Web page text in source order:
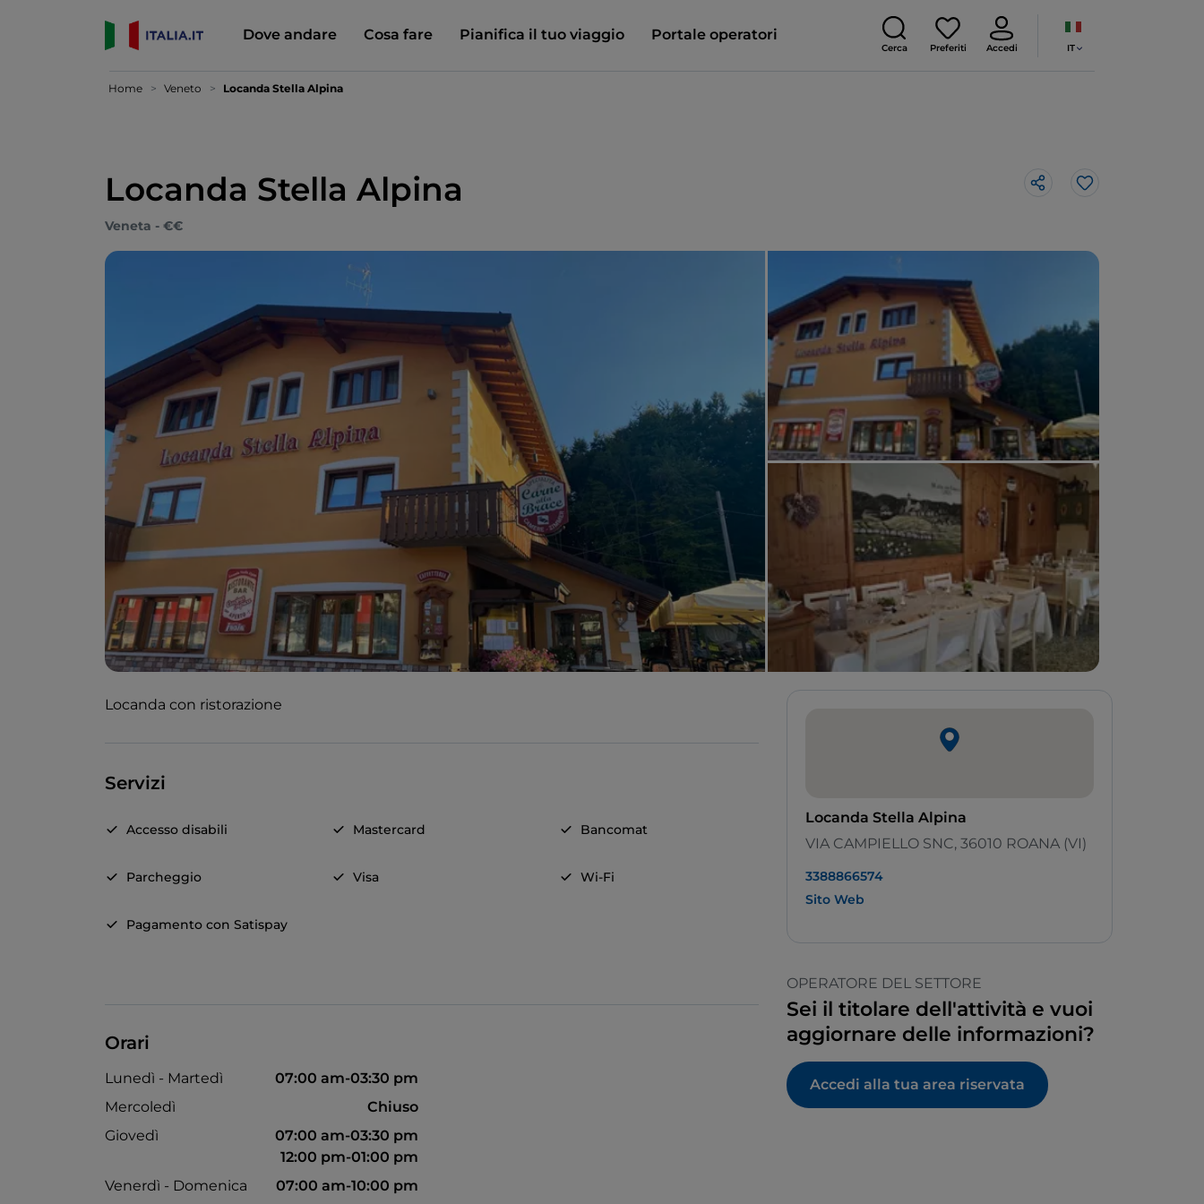
Dove andare Cosa fare Pianifica il tuo viaggio Portale operatori
Cerca Preferiti Accedi IT
Home Veneto Locanda Stella Alpina
Locanda Stella Alpina Like
Veneta - €€
Locanda con ristorazione
Servizi
Accesso disabili Mastercard Bancomat
Parcheggio Visa Wi-Fi
Pagamento con Satispay
Orari
Lunedì - Martedì
07:00 am-03:30 pm
Mercoledì
Chiuso
Giovedì
07:00 am-03:30 pm
12:00 pm-01:00 pm
Venerdì - Domenica
07:00 am-10:00 pm
Locanda Stella Alpina
VIA CAMPIELLO SNC, 36010 ROANA (VI)
3388866574
Sito Web
OPERATORE DEL SETTORE
Sei il titolare dell'attività e vuoi
aggiornare delle informazioni?
Accedi alla tua area riservata